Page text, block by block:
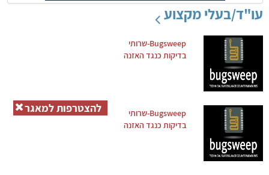
עו"ד/בעלי מקצוע
Bugsweep-שרותי
בדיקות כנגד האזנה
Bugsweep-שרותי
בדיקות כנגד האזנה
להצטרפות למאגר